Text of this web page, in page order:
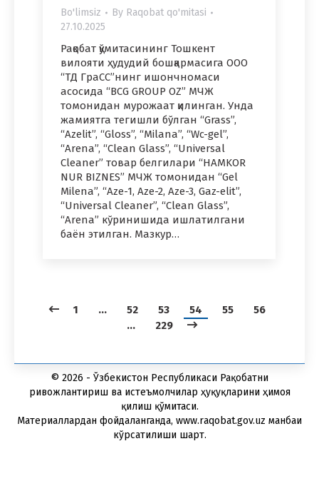
Bo'limsiz By Raqobat qo'mitasi
27.10.2025
Рақобат қўмитасининг Тошкент
вилояти ҳудудий бошқармасига OOO
“ТД ГраСС”нинг ишончномаси
асосида “BCG GROUP OZ” МЧЖ
томонидан мурожаат қилинган. Унда
жамиятга тегишли бўлган “Grass”,
“Azelit”, “Gloss”, “Milana”, “Wc-gel”,
“Arena”, “Clean Glass”, “Universal
Cleaner” товар белгилари “HAMKOR
NUR BIZNES” МЧЖ томонидан “Gel
Milena”, “Aze-1, Aze-2, Aze-3, Gaz-elit”,
“Universal Cleaner”, “Clean Glass”,
“Arena” кўринишида ишлатилгани
баён этилган. Мазкур…
1 … 52 53 54 55
56
…
229
© 2026 - Ўзбекистон Республикаси Рақобатни
ривожлантириш ва истеъмолчилар ҳуқуқларини ҳимоя
қилиш қўмитаси.
Материаллардан фойдаланганда, www.raqobat.gov.uz манбаи
кўрсатилиши шарт.